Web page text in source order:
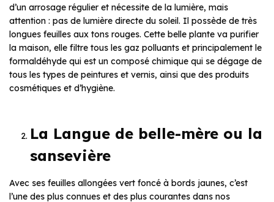
d’un arrosage régulier et nécessite de la lumière, mais
attention : pas de lumière directe du soleil. Il possède de très
longues feuilles aux tons rouges. Cette belle plante va purifier
la maison, elle filtre tous les gaz polluants et principalement le
formaldéhyde qui est un composé chimique qui se dégage de
tous les types de peintures et vernis, ainsi que des produits
cosmétiques et d’hygiène.
La Langue de belle-mère ou la
sansevière
Avec ses feuilles allongées vert foncé à bords jaunes, c’est
l’une des plus connues et des plus courantes dans nos